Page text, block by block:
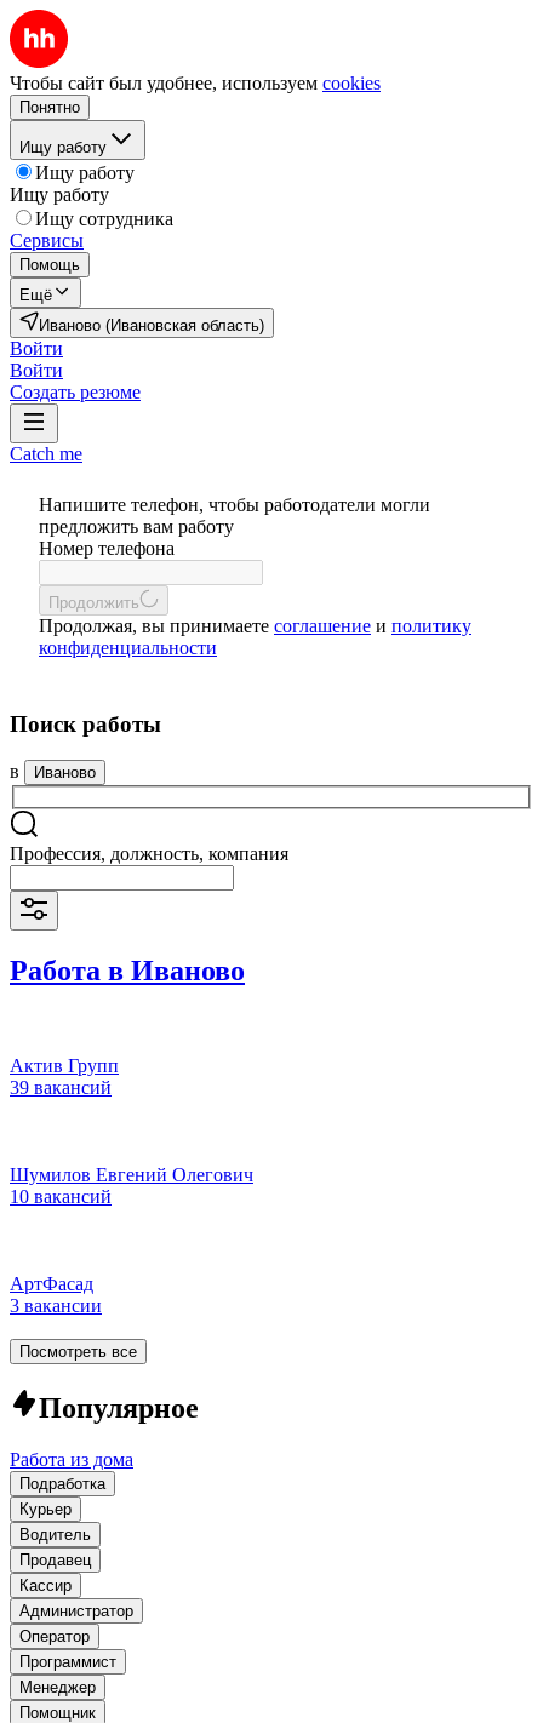
Чтобы сайт был удобнее, используем cookies
Понятно
Ищу работу
Ищу работу
Ищу работу
Ищу сотрудника
Сервисы
Помощь
Ещё
Иваново (Ивановская область)
Войти
Войти
Создать резюме
Catch me
Напишите телефон, чтобы работодатели могли
предложить вам работу
Номер телефона
Продолжить
Продолжая, вы принимаете соглашение и политику
конфиденциальности
Поиск работы
в Иваново
Профессия, должность, компания
Работа в Иваново
Актив Групп
39 вакансий
Шумилов Евгений Олегович
10 вакансий
АртФасад
3 вакансии
Посмотреть все
Популярное
Работа из дома
Подработка
Курьер
Водитель
Продавец
Кассир
Администратор
Оператор
Программист
Менеджер
Помощник